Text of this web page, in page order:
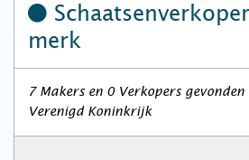
merk
7 Makers en 0 Verkopers
Verenigd Koninkrijk